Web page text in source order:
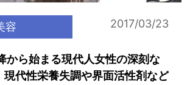
容 2017/03/23
から始まる現代人女性の深刻な
現代性栄養失調や界面活性剤など